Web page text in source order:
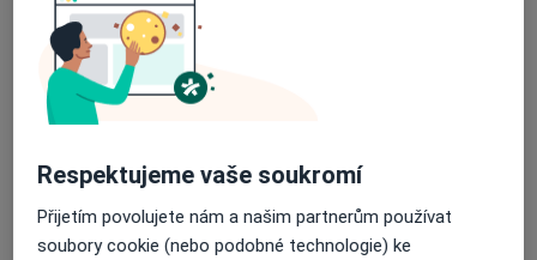
Plastická chirurgie
Plastická chirurgie
Popáleninová medicína
Hlavní léčená onemocnění
Nadměrný tělesný tuk
Asymetrie těla
Pacienti, které ošetřuji
Respektujeme vaše soukromí
Přijetím povolujete nám a našim partnerům používat
soubory cookie (nebo podobné technologie) ke